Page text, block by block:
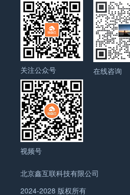
关注公众号 在线咨询
视频号
北京鑫互联科技有限公司
2024-2028 版权所有